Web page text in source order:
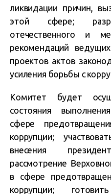
ликвидации причин,
этой сфере;
отечественного и
рекомендаций
проектов актов
усиления борьбы с
Комитет будет
состояния
сфере
коррупции;
внесения
рассмотрение
в сфере
коррупции;